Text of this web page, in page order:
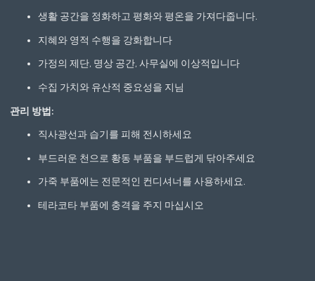
생활 공간을 정화하고 평화와 평온을 가져다줍니다.
지혜와 영적 수행을 강화합니다
가정의 제단, 명상 공간, 사무실에 이상적입니다
수집 가치와 유산적 중요성을 지님
관리 방법:
직사광선과 습기를 피해 전시하세요
부드러운 천으로 황동 부품을 부드럽게 닦아주세요
가죽 부품에는 전문적인 컨디셔너를 사용하세요.
테라코타 부품에 충격을 주지 마십시오